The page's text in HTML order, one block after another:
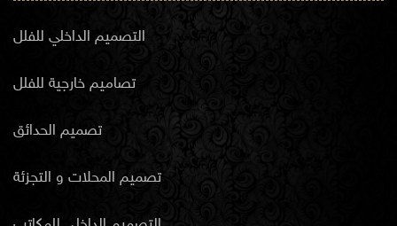
التصميم الداخلي للفلل
تصاميم خارجية للفلل
تصميم الحدائق
تصميم المحلات و التجزئة